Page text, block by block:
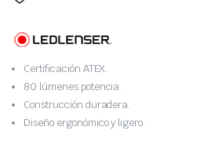
Certificación ATEX.
80 lúmenes potencia.
Construcción duradera.
Diseño ergonómico y ligero.